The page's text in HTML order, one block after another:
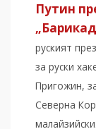
Путин
руският
за руски
Пригожин,
Северна